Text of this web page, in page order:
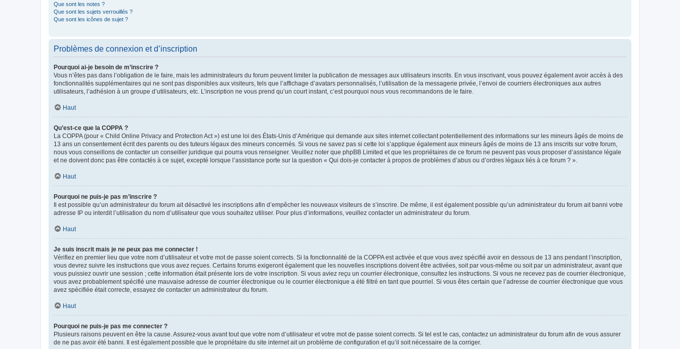
Que sont les notes ?
Que sont les sujets verrouillés ?
Que sont les icônes de sujet ?
Problèmes de connexion et d’inscription
Pourquoi ai-je besoin de m’inscrire ?
Vous n’êtes pas dans l’obligation de le faire, mais les administrateurs du forum peuvent limiter la publication de messages aux utilisateurs inscrits. En vous inscrivant, vous pouvez également avoir accès à des
fonctionnalités supplémentaires qui ne sont pas disponibles aux visiteurs, tels que l’affichage d’avatars personnalisés, l’utilisation de la messagerie privée, l’envoi de courriers électroniques aux autres
utilisateurs, l’adhésion à un groupe d’utilisateurs, etc. L’inscription ne vous prend qu’un court instant, c’est pourquoi nous vous recommandons de le faire.
Haut
Qu’est-ce que la COPPA ?
La COPPA (pour « Child Online Privacy and Protection Act ») est une loi des États-Unis d’Amérique qui demande aux sites internet collectant potentiellement des informations sur les mineurs âgés de moins de
13 ans un consentement écrit des parents ou des tuteurs légaux des mineurs concernés. Si vous ne savez pas si cette loi s’applique également aux mineurs âgés de moins de 13 ans inscrits sur votre forum,
nous vous conseillons de contacter un conseiller juridique qui pourra vous renseigner. Veuillez noter que phpBB Limited et que les propriétaires de ce forum ne peuvent pas vous proposer d’assistance légale
et ne doivent donc pas être contactés à ce sujet, excepté lorsque l’assistance porte sur la question « Qui dois-je contacter à propos de problèmes d’abus ou d’ordres légaux liés à ce forum ? ».
Haut
Pourquoi ne puis-je pas m’inscrire ?
Il est possible qu’un administrateur du forum ait désactivé les inscriptions afin d’empêcher les nouveaux visiteurs de s’inscrire. De même, il est également possible qu’un administrateur du forum ait banni votre
adresse IP ou interdit l’utilisation du nom d’utilisateur que vous souhaitez utiliser. Pour plus d’informations, veuillez contacter un administrateur du forum.
Haut
Je suis inscrit mais je ne peux pas me connecter !
Vérifiez en premier lieu que votre nom d’utilisateur et votre mot de passe soient corrects. Si la fonctionnalité de la COPPA est activée et que vous avez spécifié avoir en dessous de 13 ans pendant l’inscription,
vous devrez suivre les instructions que vous avez reçues. Certains forums exigeront également que les nouvelles inscriptions doivent être activées, soit par vous-même ou soit par un administrateur, avant que
vous puissiez ouvrir une session ; cette information était présente lors de votre inscription. Si vous aviez reçu un courrier électronique, consultez les instructions. Si vous ne recevez pas de courrier électronique,
vous avez probablement spécifié une mauvaise adresse de courrier électronique ou le courrier électronique a été filtré en tant que pourriel. Si vous êtes certain que l’adresse de courrier électronique que vous
avez spécifiée était correcte, essayez de contacter un administrateur du forum.
Haut
Pourquoi ne puis-je pas me connecter ?
Plusieurs raisons peuvent en être la cause. Assurez-vous avant tout que votre nom d’utilisateur et votre mot de passe soient corrects. Si tel est le cas, contactez un administrateur du forum afin de vous assurer
de ne pas avoir été banni. Il est également possible que le propriétaire du site internet ait un problème de configuration et qu’il soit nécessaire de la corriger.